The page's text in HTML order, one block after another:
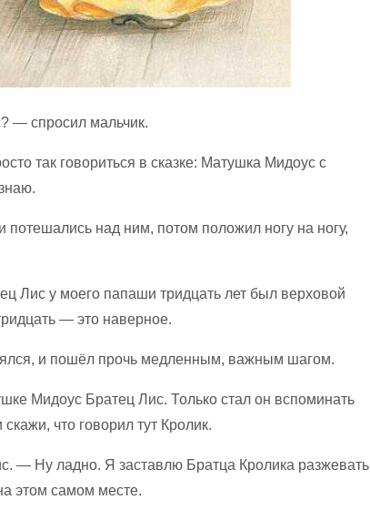
— спросил мальчик.
так говориться в сказке: Матушка Мидоус с
над ним, потом положил ногу на ногу,
Лис у моего папаши тридцать лет был верховой
— это наверное.
и пошёл прочь медленным, важным шагом.
Мидоус Братец Лис. Только стал он вспоминать
что говорил тут Кролик.
— Ну ладно. Я заставлю Братца Кролика разжевать
этом самом месте.